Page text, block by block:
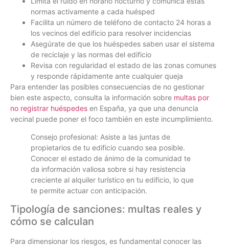
normas activamente a cada huésped
Facilita un número de teléfono de contacto 24 horas a
los vecinos del edificio para resolver incidencias
Asegúrate de que los huéspedes saben usar el sistema
de reciclaje y las normas del edificio
Revisa con regularidad el estado de las zonas comunes
y responde rápidamente ante cualquier queja
Para entender las posibles consecuencias de no gestionar
bien este aspecto, consulta la información sobre multas por
no registrar huéspedes en España, ya que una denuncia
vecinal puede poner el foco también en este incumplimiento.
Consejo profesional: Asiste a las juntas de
propietarios de tu edificio cuando sea posible.
Conocer el estado de ánimo de la comunidad te
da información valiosa sobre si hay resistencia
creciente al alquiler turístico en tu edificio, lo que
te permite actuar con anticipación.
Tipología de sanciones: multas reales y
cómo se calculan
Para dimensionar los riesgos, es fundamental conocer las